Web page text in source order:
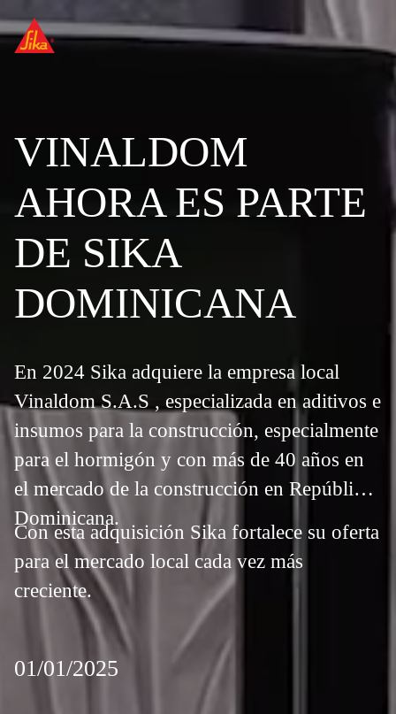
VINALDOM
AHORA ES PARTE
DE SIKA
DOMINICANA
En 2024 Sika adquiere la empresa local
Vinaldom S.A.S , especializada en aditivos e
insumos para la construcción, especialmente
para el hormigón y con más de 40 años en
el mercado de la construcción en República
Dominicana.
Con esta adquisición Sika fortalece su oferta
para el mercado local cada vez más
creciente.
01/01/2025